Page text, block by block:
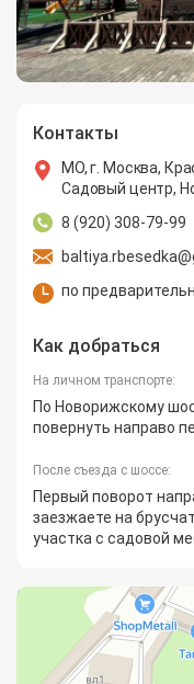
Контакты
МО, г. Москва,
Садовый центр,
8 (920) 308-79-99
по
Как добраться
На личном транспорте:
По Новорижскому
повернуть направо
После съезда с шоссе:
Первый поворот
заезжаете на
участка с садовой